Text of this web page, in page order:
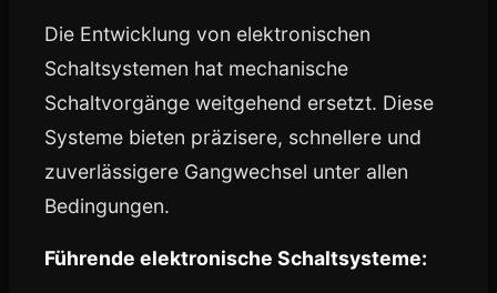
Die Entwicklung von elektronischen
Schaltsystemen hat mechanische
Schaltvorgänge weitgehend ersetzt. Diese
Systeme bieten präzisere, schnellere und
zuverlässigere Gangwechsel unter allen
Bedingungen.
Führende elektronische Schaltsysteme: